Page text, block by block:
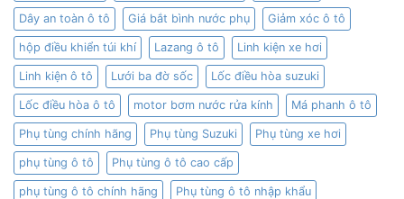
Dây an toàn ô tô Giá bắt bình nước phụ Giảm xóc ô tô
hộp điều khiển túi khí Lazang ô tô Linh kiện xe hơi
Linh kiện ô tô Lưới ba đờ sốc Lốc điều hòa suzuki
Lốc điều hòa ô tô motor bơm nước rửa kính Má phanh ô tô
Phụ tùng chính hãng Phụ tùng Suzuki Phụ tùng xe hơi
phụ tùng ô tô Phụ tùng ô tô cao cấp
phụ tùng ô tô chính hãng Phụ tùng ô tô nhập khẩu